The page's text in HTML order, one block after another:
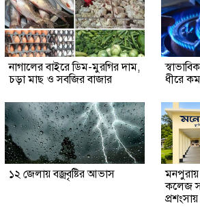
নাগালের বাইরে ডিম-মুরগির দাম,
চড়া মাছ ও সবজির বাজার
ধীরে
১২ জেলায় বজ্রবৃষ্টির আভাস
মনপুরায়
কলেজ